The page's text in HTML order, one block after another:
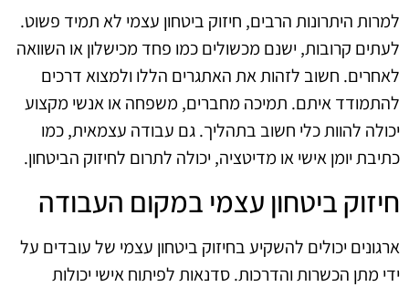
למרות היתרונות הרבים, חיזוק ביטחון עצמי לא תמיד פשוט.
לעתים קרובות, ישנם מכשולים כמו פחד מכישלון או השוואה
לאחרים. חשוב לזהות את האתגרים הללו ולמצוא דרכים
להתמודד איתם. תמיכה מחברים, משפחה או אנשי מקצוע
יכולה להוות כלי חשוב בתהליך. גם עבודה עצמאית, כמו
כתיבת יומן אישי או מדיטציה, יכולה לתרום לחיזוק הביטחון.
חיזוק ביטחון עצמי במקום העבודה
ארגונים יכולים להשקיע בחיזוק ביטחון עצמי של עובדים על
ידי מתן הכשרות והדרכות. סדנאות לפיתוח אישי יכולות